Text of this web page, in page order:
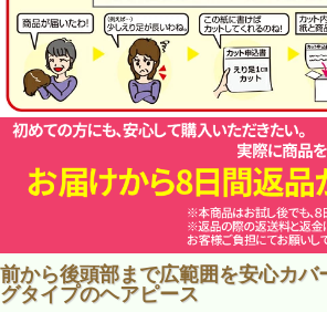
前から後頭部まで広範囲を安心カバ
グタイプのヘアピース